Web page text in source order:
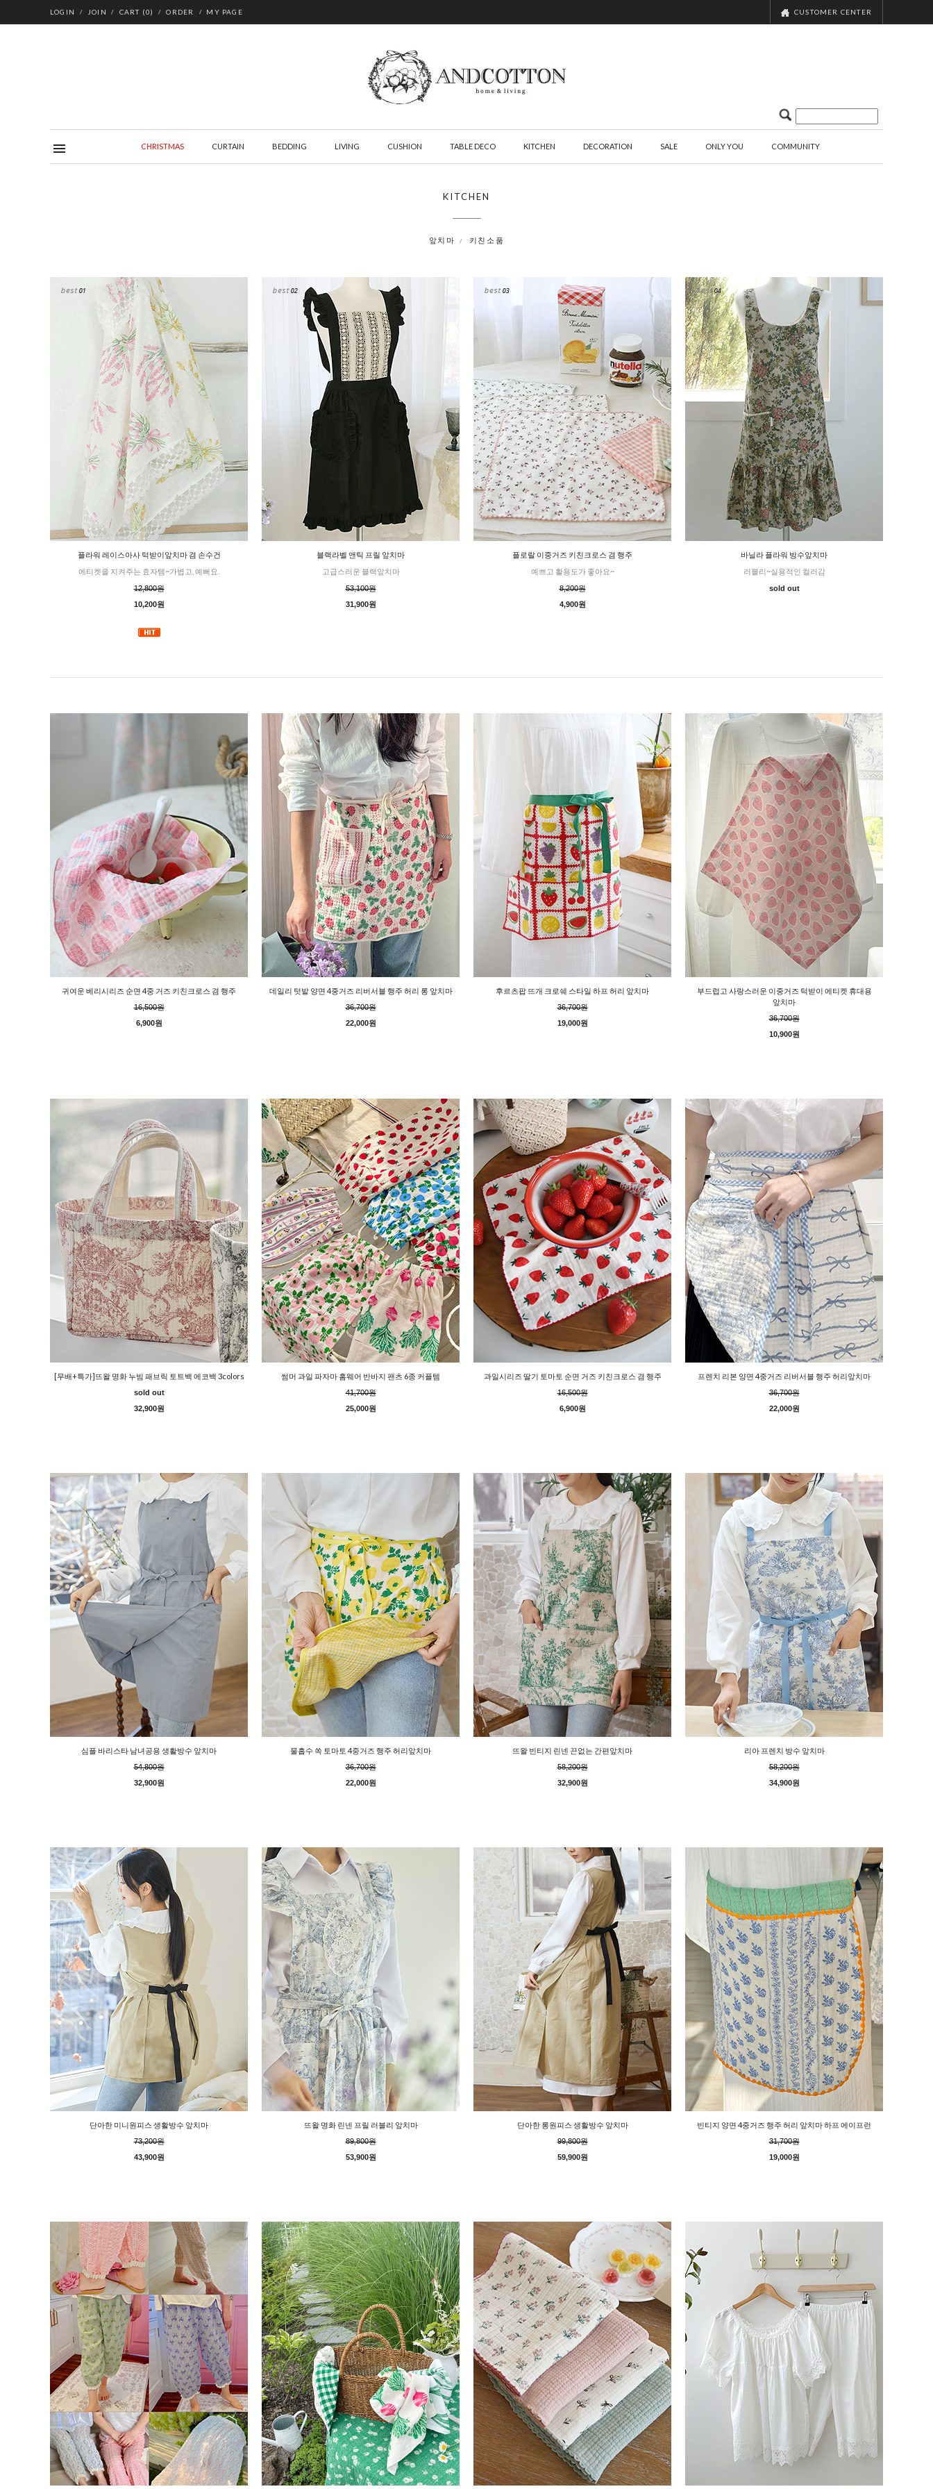
LOGIN JOIN CART (0) ORDER MY PAGE CUSTOMER CENTER
CHRISTMAS CURTAIN BEDDING LIVING CUSHION TABLE DECO KITCHEN DECORATION SALE ONLY YOU COMMUNITY
KITCHEN
앞치마 키친소품
플라워 레이스아사 턱받이앞치마 겸 손수건
에티켓을 지켜주는 효자템~가볍고, 예뻐요.
12,800원
10,200원
블랙라벨 앤틱 프릴 앞치마
고급스러운 블랙앞치마
53,100원
31,900원
플로랄 이중거즈 키친크로스 겸 행주
예쁘고 활용도가 좋아요~
8,200원
4,900원
바닐라 플라워 방수앞치마
러블리~실용적인 컬러감
sold out
귀여운 베리시리즈 순면 4중 거즈 키친크로스 겸 행주
16,500원
6,900원
데일리 텃밭 양면 4중거즈 리버서블 행주 허리 롱 앞치마
36,700원
22,000원
후르츠팝 뜨개 크로쉐 스타일 하프 허리 앞치마
36,700원
19,000원
부드럽고 사랑스러운 이중거즈 턱받이 에티켓 휴대용
앞치마
36,700원
10,900원
[무배+특가]뜨왈 명화 누빔 패브릭 토트백 에코백 3colors
sold out
32,900원
썸머 과일 파자마 홈웨어 반바지 팬츠 6종 커플템
41,700원
25,000원
과일시리즈 딸기 토마토 순면 거즈 키친크로스 겸 행주
16,500원
6,900원
프렌치 리본 양면 4중거즈 리버서블 행주 허리앞치마
36,700원
22,000원
심플 바리스타 남녀공용 생활방수 앞치마
54,800원
32,900원
물흡수 쏙 토마토 4중거즈 행주 허리앞치마
36,700원
22,000원
뜨왈 빈티지 린넨 끈없는 간편앞치마
58,200원
32,900원
리아 프렌치 방수 앞치마
58,200원
34,900원
단아한 미니원피스 생활방수 앞치마
73,200원
43,900원
뜨왈 명화 린넨 프릴 러블리 앞치마
89,800원
53,900원
단아한 롱원피스 생활방수 앞치마
99,800원
59,900원
빈티지 양면 4중거즈 행주 허리 앞치마 하프 에이프런
31,700원
19,000원